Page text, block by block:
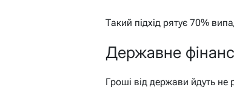
Такий підхід рятує 70%
Державне
Гроші від держави йдуть